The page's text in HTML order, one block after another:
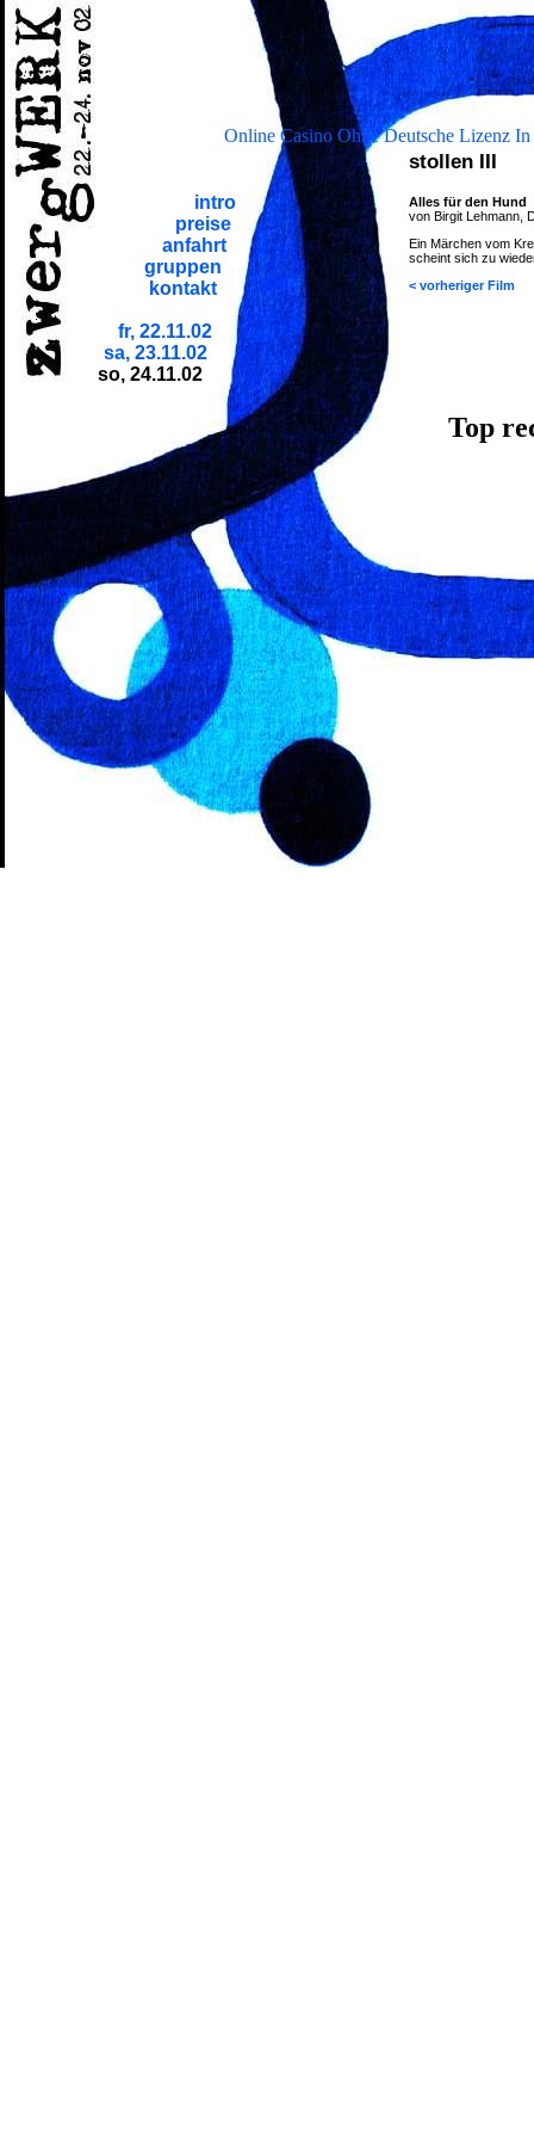
Online Casino Ohne Deutsche Lizenz In
intro
preise
anfahrt
gruppen
kontakt
fr, 22.11.02
sa, 23.11.02
so, 24.11.02
stollen III
Alles für den Hund
von Birgit Lehmann,
Ein Märchen vom
scheint sich zu
< vorheriger Film
Top